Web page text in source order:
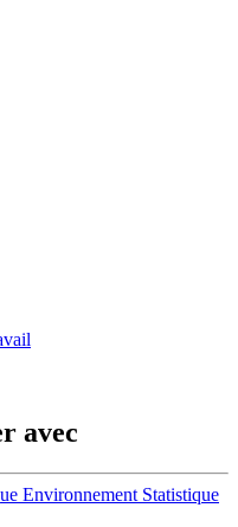
avec
Environnement Statistique